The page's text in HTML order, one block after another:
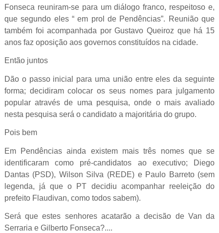
Fonseca reuniram-se para um diálogo franco, respeitoso e,
que segundo eles “ em prol de Pendências”. Reunião que
também foi acompanhada por Gustavo Queiroz que há 15
anos faz oposição aos governos constituídos na cidade.
Então juntos
Dão o passo inicial para uma união entre eles da seguinte
forma; decidiram colocar os seus nomes para julgamento
popular através de uma pesquisa, onde o mais avaliado
nesta pesquisa será o candidato a majoritária do grupo.
Pois bem
Em Pendências ainda existem mais três nomes que se
identificaram como pré-candidatos ao executivo; Diego
Dantas (PSD), Wilson Silva (REDE) e Paulo Barreto (sem
legenda, já que o PT decidiu acompanhar reeleição do
prefeito Flaudivan, como todos sabem).
Será que estes senhores acatarão a decisão de Van da
Serraria e Gilberto Fonseca?....